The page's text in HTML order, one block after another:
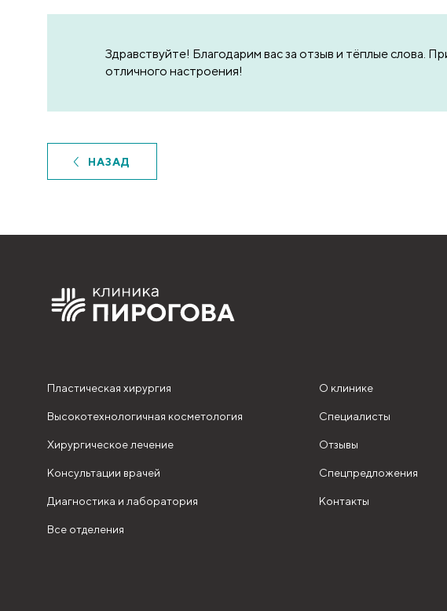
Здравствуйте! Благодарим вас за отзыв и тёплые слова.
отличного настроения!
НАЗАД
Пластическая хирургия
Высокотехнологичная косметология
Хирургическое лечение
Консультации врачей
Диагностика и лаборатория
Все отделения
О клинике
Специалисты
Отзывы
Спецпредложения
Контакты